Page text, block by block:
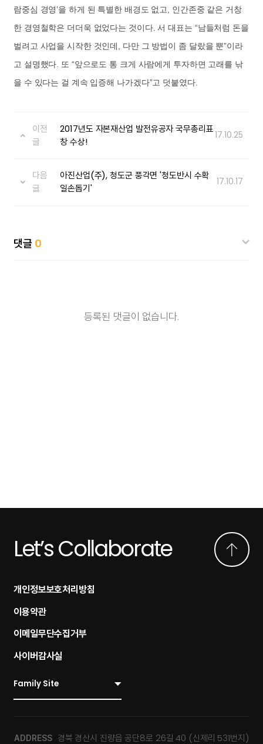
람중심 경영’을 하게 된 특별한 배경도 없고, 인간존중 같은 거창
한 경영철학은 더더욱 없었다는 것이다. 서 대표는 “남들처럼 돈을
벌려고 사업을 시작한 것인데, 다만 그 방법이 좀 달랐을 뿐”이라
고 설명했다. 또 “앞으로도 통 크게 사람에게 투자하면 고래를 낚
을 수 있다는 걸 계속 입증해 나가겠다”고 덧붙였다.
이전
글
2017년도 자본재산업 발전유공자 국무총리표
창 수상!
17.10.25
다음
글
아진산업(주), 청도군 풍각면 '청도반시 수확
일손돕기'
17.10.17
댓글 0
등록된 댓글이 없습니다.
Let’s Collaborate
개인정보보호처리방침
이용약관
이메일무단수집거부
사이버감사실
ADDRESS 경북 경산시 진량읍 공단8로 26길 40 (신제리 531번지)